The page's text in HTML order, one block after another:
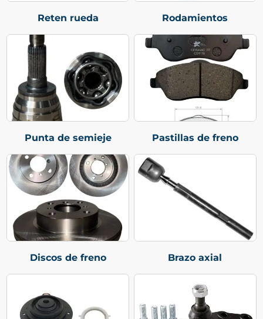
Reten rueda Rodamientos
Punta de semieje Pastillas de freno
Discos de freno Brazo axial